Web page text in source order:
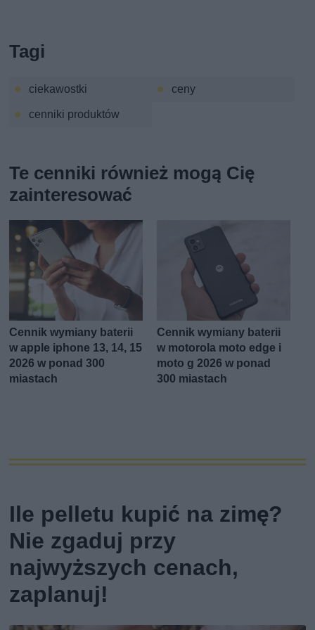
Tagi
ciekawostki
ceny
cenniki produktów
Te cenniki również mogą Cię
zainteresować
Cennik wymiany baterii
w apple iphone 13, 14, 15
2026 w ponad 300
miastach
Cennik wymiany baterii
w motorola moto edge i
moto g 2026 w ponad
300 miastach
Ile pelletu kupić na zimę?
Nie zgaduj przy
najwyższych cenach,
zaplanuj!